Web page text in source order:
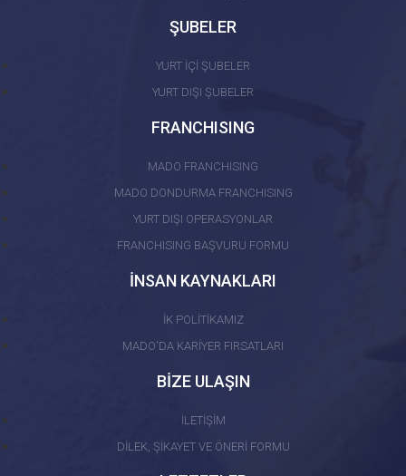
ŞUBELER
YURT İÇİ ŞUBELER
YURT DIŞI ŞUBELER
FRANCHISING
MADO FRANCHISING
MADO DONDURMA FRANCHISING
YURT DIŞI OPERASYONLAR
FRANCHISING BAŞVURU FORMU
İNSAN KAYNAKLARI
İK POLİTİKAMIZ
MADO'DA KARİYER FIRSATLARI
BİZE ULAŞIN
İLETİŞİM
DİLEK, ŞİKAYET VE ÖNERİ FORMU